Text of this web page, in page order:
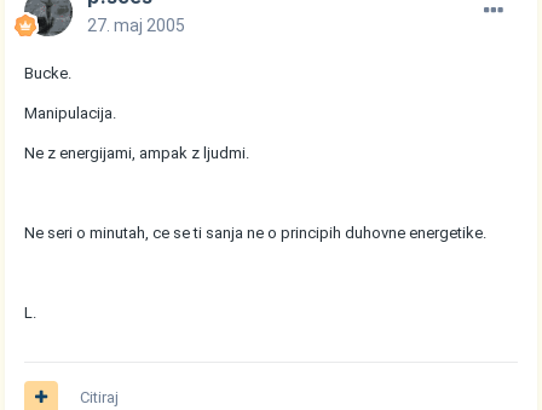
27. maj 2005
Bucke.
Manipulacija.
Ne z energijami, ampak z ljudmi.
Ne seri o minutah, ce se ti sanja ne o principih duhovne energetike.
L.
Citiraj